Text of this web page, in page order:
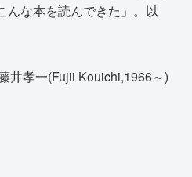
んな本を読んできた」。以
井孝一(Fujii Kouichi,1966～)